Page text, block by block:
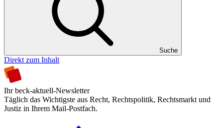
Suche
Direkt zum Inhalt
Ihr beck-aktuell-Newsletter
Täglich das Wichtigste aus Recht, Rechtspolitik, Rechtsmarkt und
Justiz in Ihrem Mail-Postfach.